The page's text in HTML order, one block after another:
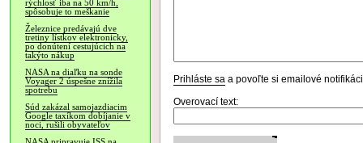
rýchlosť iba na 50 km/h,
spôsobuje to meškanie
Železnice predávajú dve
tretiny lístkov elektronicky,
po donútení cestujúcich na
takýto nákup
NASA na diaľku na sonde
Voyager 2 úspešne znížila
spotrebu
Súd zakázal samojazdiacim
Google taxíkom dobíjanie v
noci, rušili obyvateľov
Prihláste sa a povoľte si emailové
Overovací text: